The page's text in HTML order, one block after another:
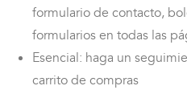
formulario de contacto,
formularios en todas las
Esencial: haga un
carrito de compras